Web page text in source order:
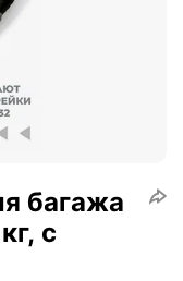
багажа
с